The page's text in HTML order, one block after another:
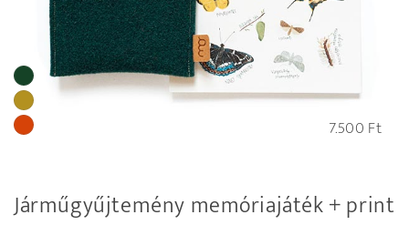
7.500 Ft
Járműgyűjtemény memóriajáték + print